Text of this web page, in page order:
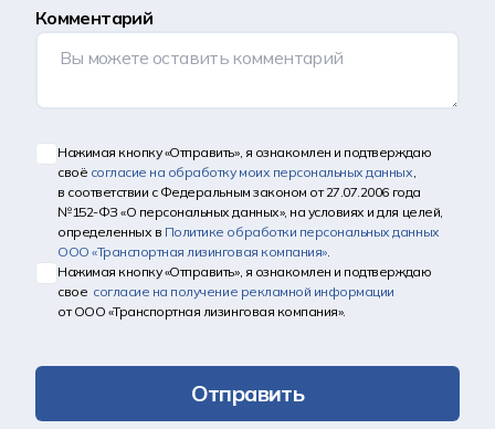
Комментарий
Нажимая кнопку «Отправить», я ознакомлен и подтверждаю
своё согласие на обработку моих персональных данных,
в соответствии с Федеральным законом от 27.07.2006 года
№152-ФЗ «О персональных данных», на условиях и для целей,
определенных в Политике обработки персональных данных
ООО «Транспортная лизинговая компания».
Нажимая кнопку «Отправить», я ознакомлен и подтверждаю
свое согласие на получение рекламной информации
от ООО «Транспортная лизинговая компания».
Отправить